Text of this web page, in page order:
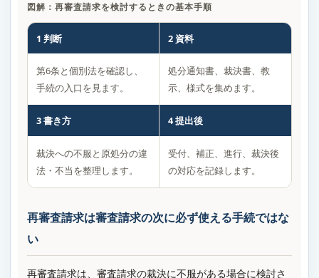
図解：再審査請求を検討するときの基本手順
1 判断
第6条と個別法を確認し、
手続の入口を見ます。
2 資料
処分通知書、裁決書、教
示、様式を集めます。
3 書き方
裁決への不服と原処分の違
法・不当を整理します。
4 提出後
受付、補正、進行、裁決後
の対応を記録します。
再審査請求は審査請求の次に必ず使える手続ではな
い
再審査請求は、審査請求の裁決に不服がある場合に検討さ